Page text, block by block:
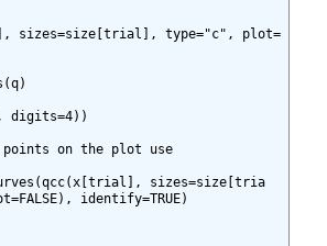
sizes=size[trial], type="c", plot=
digits=4))
on the plot use
sizes=size[tria
identify=TRUE)